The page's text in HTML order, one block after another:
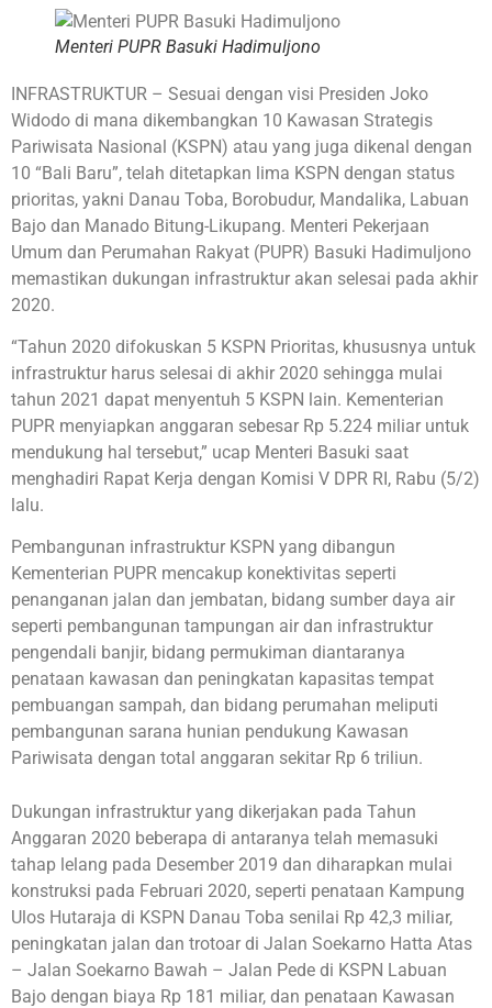
Menteri PUPR Basuki Hadimuljono
INFRASTRUKTUR – Sesuai dengan visi Presiden Joko
Widodo di mana dikembangkan 10 Kawasan Strategis
Pariwisata Nasional (KSPN) atau yang juga dikenal dengan
10 “Bali Baru”, telah ditetapkan lima KSPN dengan status
prioritas, yakni Danau Toba, Borobudur, Mandalika, Labuan
Bajo dan Manado Bitung-Likupang. Menteri Pekerjaan
Umum dan Perumahan Rakyat (PUPR) Basuki Hadimuljono
memastikan dukungan infrastruktur akan selesai pada akhir
2020.
“Tahun 2020 difokuskan 5 KSPN Prioritas, khususnya untuk
infrastruktur harus selesai di akhir 2020 sehingga mulai
tahun 2021 dapat menyentuh 5 KSPN lain. Kementerian
PUPR menyiapkan anggaran sebesar Rp 5.224 miliar untuk
mendukung hal tersebut,” ucap Menteri Basuki saat
menghadiri Rapat Kerja dengan Komisi V DPR RI, Rabu (5/2)
lalu.
Pembangunan infrastruktur KSPN yang dibangun
Kementerian PUPR mencakup konektivitas seperti
penanganan jalan dan jembatan, bidang sumber daya air
seperti pembangunan tampungan air dan infrastruktur
pengendali banjir, bidang permukiman diantaranya
penataan kawasan dan peningkatan kapasitas tempat
pembuangan sampah, dan bidang perumahan meliputi
pembangunan sarana hunian pendukung Kawasan
Pariwisata dengan total anggaran sekitar Rp 6 triliun.
Dukungan infrastruktur yang dikerjakan pada Tahun
Anggaran 2020 beberapa di antaranya telah memasuki
tahap lelang pada Desember 2019 dan diharapkan mulai
konstruksi pada Februari 2020, seperti penataan Kampung
Ulos Hutaraja di KSPN Danau Toba senilai Rp 42,3 miliar,
peningkatan jalan dan trotoar di Jalan Soekarno Hatta Atas
– Jalan Soekarno Bawah – Jalan Pede di KSPN Labuan
Bajo dengan biaya Rp 181 miliar, dan penataan Kawasan